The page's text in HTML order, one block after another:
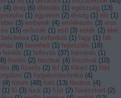
(4) drog (6) ébredés (1) egészség (13)
(1) egyetem (2) éhség (1) elit (1)
(3) emberek (4) emlékezés (3) enni
(15) erőszak (1) eső (3) esték (2) étel
(1) évforduló (1) fagy (1) fák
(9) farenheit (1) fejlesztés (18)
felelős (1) felhívás (37) felmérés (1)
) festés (2) fészbuk (4) fesztivál (10)
(8) fizetős (2) fkf (3) főkert (1) föld
(2) forgalomtechnika (4)
(4) fórum (48) fotó (13) főváros (4)
(1) fű (3) fuck (1) füst (2) füvészkert (2)